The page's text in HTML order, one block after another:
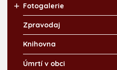
Fotogalerie
Zpravodaj
Knihovna
Úmrtí v obci